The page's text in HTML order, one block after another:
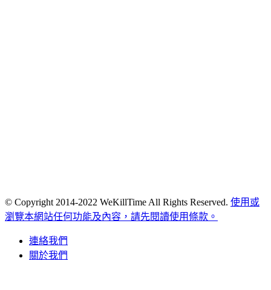
© Copyright 2014-2022 WeKillTime All Rights Reserved. 使用或
瀏覽本網站任何功能及內容，請先閱讀使用條款。
連絡我們
關於我們